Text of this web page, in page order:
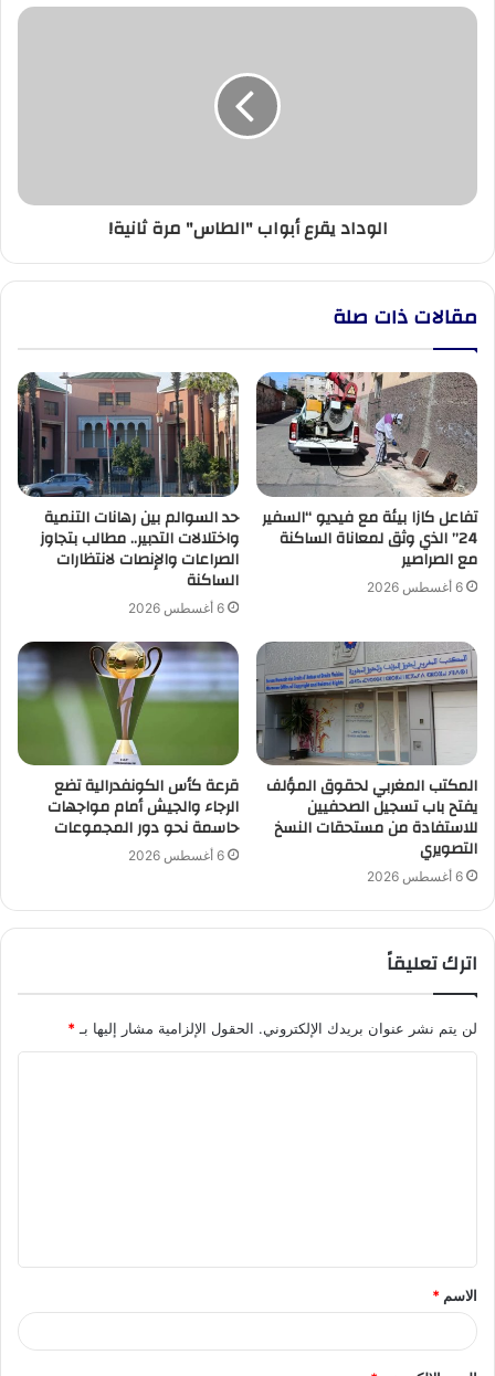
الوداد
الوداد يقرع أبواب "الطاس" مرة ثانية!
مقالات ذات صلة
تفاعل كازا بيئة مع فيديو “السفير
24” الذي وثق لمعاناة الساكنة
مع الصراصير
6 أغسطس 2026
حد السوالم بين رهانات التنمية
واختلالات التدبير.. مطالب بتجاوز
الصراعات والإنصات لانتظارات
الساكنة
6 أغسطس 2026
المكتب المغربي لحقوق المؤلف
يفتح باب تسجيل الصحفيين
للاستفادة من مستحقات النسخ
التصويري
6 أغسطس 2026
قرعة كأس الكونفدرالية تضع
الرجاء والجيش أمام مواجهات
حاسمة نحو دور المجموعات
6 أغسطس 2026
اترك تعليقاً
لن يتم نشر عنوان بريدك الإلكتروني. الحقول الإلزامية مشار إليها بـ*
ق
*
الاسم *